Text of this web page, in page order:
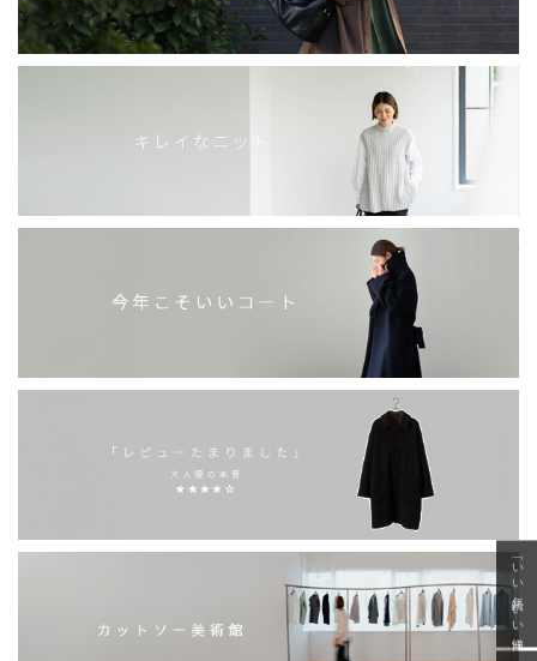
「いい年齢 いい洋服」